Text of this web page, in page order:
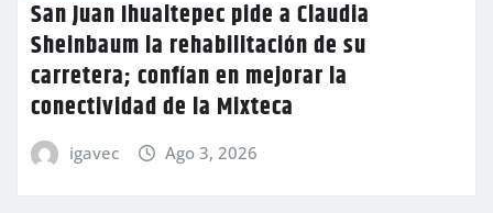
San Juan Ihualtepec pide a Claudia
Sheinbaum la rehabilitación de su
carretera; confían en mejorar la
conectividad de la Mixteca
igavec Ago 3, 2026